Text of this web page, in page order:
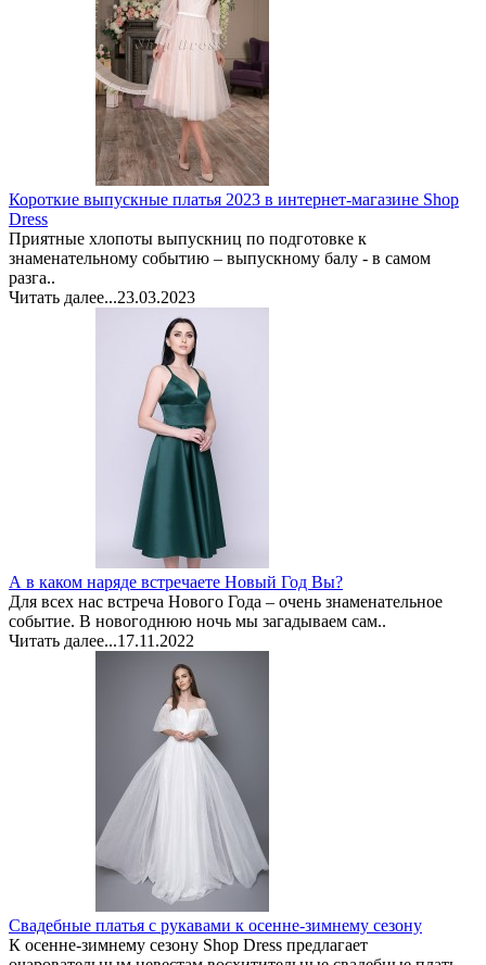
Короткие выпускные платья 2023 в интернет-магазине Shop
Dress
Приятные хлопоты выпускниц по подготовке к
знаменательному событию – выпускному балу - в самом
разга..
Читать далее...23.03.2023
А в каком наряде встречаете Новый Год Вы?
Для всех нас встреча Нового Года – очень знаменательное
событие. В новогоднюю ночь мы загадываем сам..
Читать далее...17.11.2022
Свадебные платья с рукавами к осенне-зимнему сезону
К осенне-зимнему сезону Shop Dress предлагает